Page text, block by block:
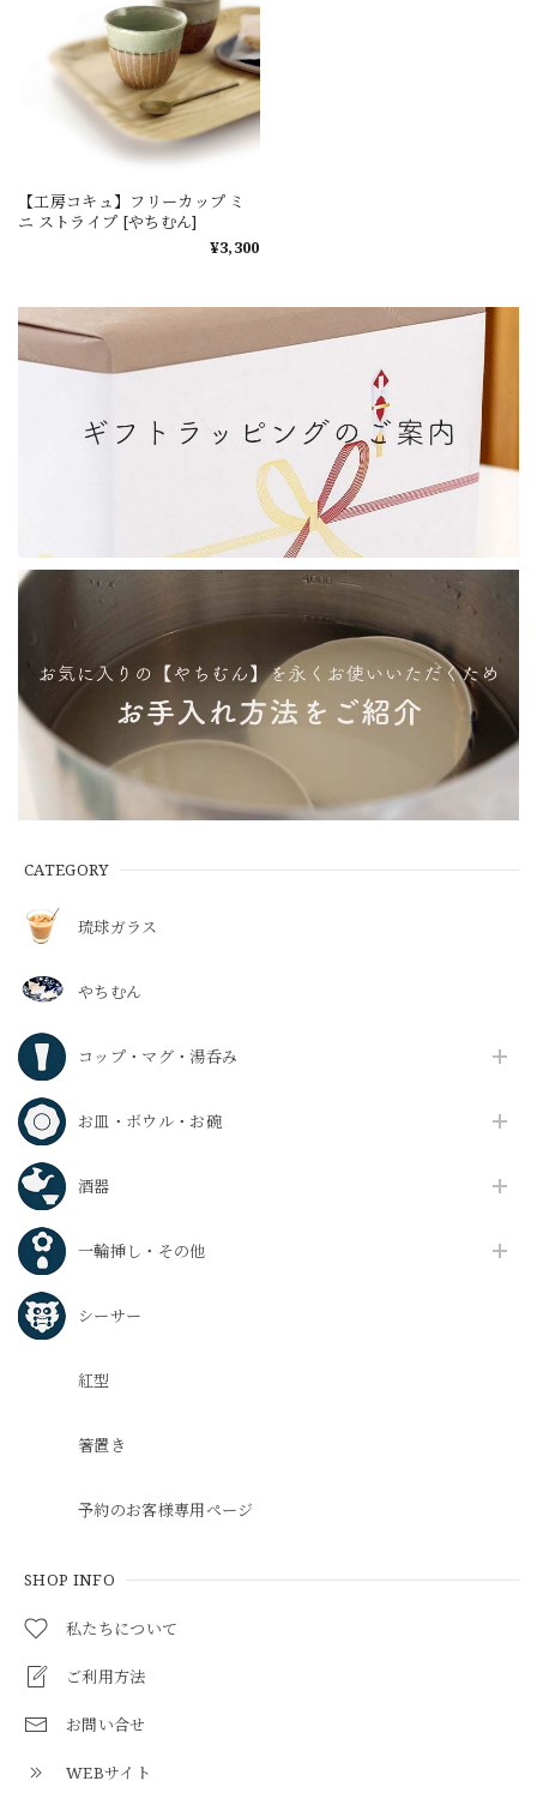
CATEGORY
琉球ガラス
やちむん
コップ・マグ・湯呑み
お皿・ボウル・お碗
酒器
一輪挿し・その他
シーサー
紅型
箸置き
予約のお客様専用ページ
SHOP INFO
私たちについて
ご利用方法
お問い合せ
WEBサイト
【工房コキュ】フリーカップ ミ
ニ ストライプ [やちむん]
¥3,300